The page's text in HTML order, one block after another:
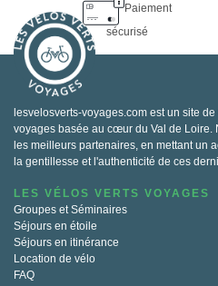
Paiement
sécurisé
lesvelosverts-voyages.com est un site
voyages basée au cœur du Val de Loire.
les meilleurs partenaires, en mettant un
la gentillesse et l'authenticité de ces
LES VÉLOS VERTS VOYAGES
Groupes et Séminaires
Séjours en étoile
Séjours en itinérance
Location de vélo
FAQ